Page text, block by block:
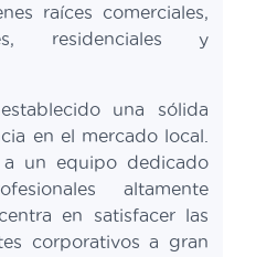
raíces comerciales,
residenciales y
una sólida
en el mercado local.
a un equipo dedicado
altamente
en satisfacer las
corporativos a gran